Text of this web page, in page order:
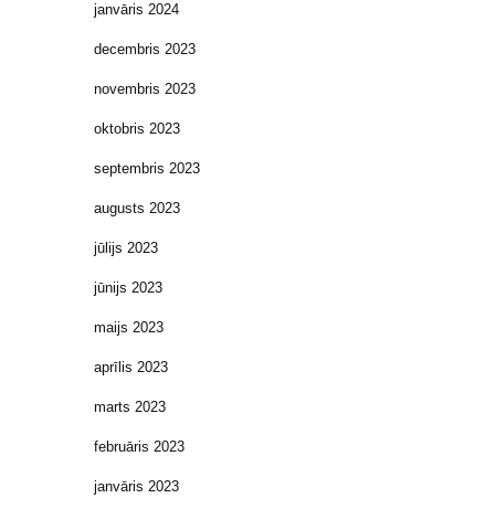
janvāris 2024
decembris 2023
novembris 2023
oktobris 2023
septembris 2023
augusts 2023
jūlijs 2023
jūnijs 2023
maijs 2023
aprīlis 2023
marts 2023
februāris 2023
janvāris 2023